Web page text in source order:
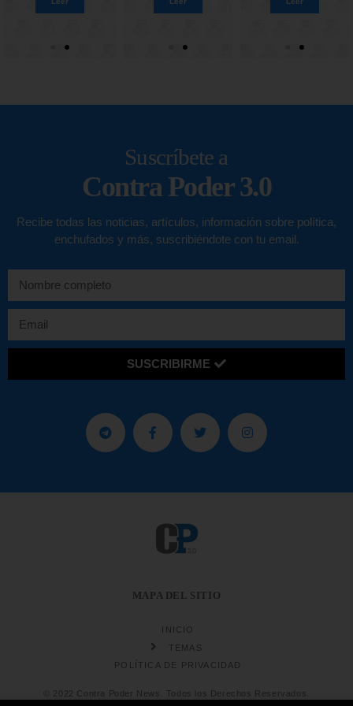
Suscríbete a
Contra Poder 3.0
Recibe todas las noticias, artículos, información sobre política,
enchufados y más, suscribiéndote con tu email.
SUSCRIBIRME
MAPA DEL SITIO
INICIO
TEMAS
POLÍTICA DE PRIVACIDAD
© 2022 Contra Poder News. Todos los Derechos Reservados.